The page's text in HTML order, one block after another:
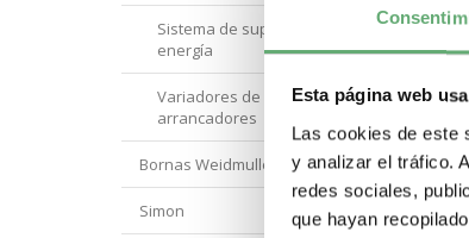
Esta página web
Las cookies de este
y analizar el tráfico.
redes sociales,
que hayan
Sistema de supervisión de
energía
Variadores de velocidad y
arrancadores
Bornas Weidmuller
Simon